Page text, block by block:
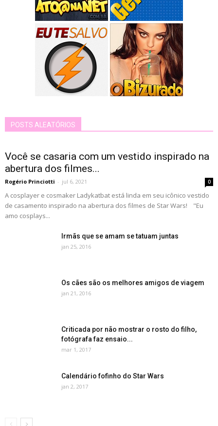
POSTS ALEATÓRIOS
Você se casaria com um vestido inspirado na
abertura dos filmes...
Rogério Princiotti - jul 6, 2021 0
A cosplayer e cosmaker Ladykatbat está linda em seu icônico vestido
de casamento inspirado na abertura dos filmes de Star Wars! "Eu
amo cosplays...
Irmãs que se amam se tatuam juntas
jan 25, 2016
Os cães são os melhores amigos de viagem
jan 21, 2016
Criticada por não mostrar o rosto do filho,
fotógrafa faz ensaio...
mar 1, 2017
Calendário fofinho do Star Wars
jan 2, 2017